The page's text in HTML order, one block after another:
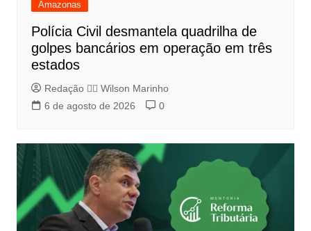
Amazonas
Polícia Civil desmantela quadrilha de
golpes bancários em operação em três
estados
Redação 👨‍⚖️​ Wilson Marinho
6 de agosto de 2026
0